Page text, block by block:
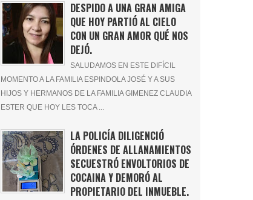
DESPIDO A UNA GRAN AMIGA
QUE HOY PARTIÓ AL CIELO
CON UN GRAN AMOR QUÉ NOS
DEJÓ.
SALUDAMOS EN ESTE DIFÍCIL
MOMENTO A LA FAMILIA ESPINDOLA JOSÉ Y A SUS
HIJOS Y HERMANOS DE LA FAMILIA GIMENEZ CLAUDIA
ESTER QUE HOY LES TOCA ...
LA POLICÍA DILIGENCIÓ
ÓRDENES DE ALLANAMIENTOS
SECUESTRÓ ENVOLTORIOS DE
COCAINA Y DEMORÓ AL
PROPIETARIO DEL INMUEBLE.